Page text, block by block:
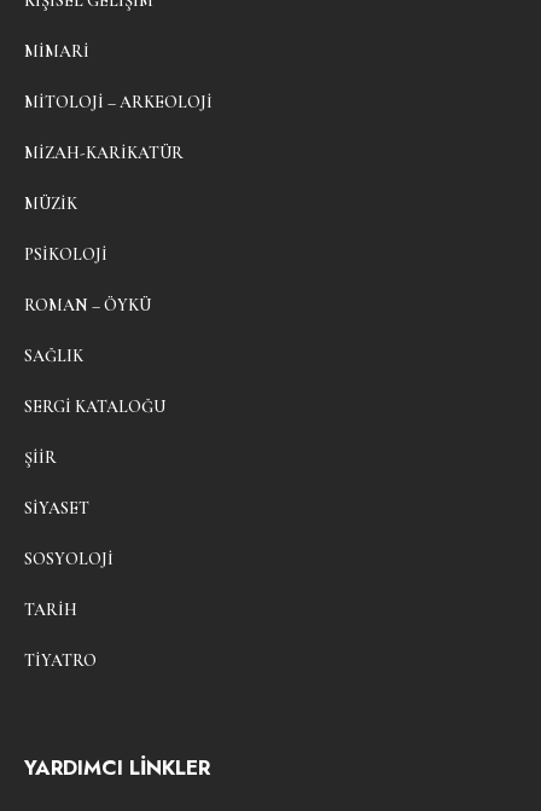
MIMARI
MITOLOJI – ARKEOLOJI
MIZAH-KARIKATÜR
MÜZIK
PSIKOLOJI
ROMAN – ÖYKÜ
SAĞLIK
SERGI KATALOĞU
ŞIIR
SIYASET
SOSYOLOJI
TARIH
TIYATRO
YARDIMCI LİNKLER